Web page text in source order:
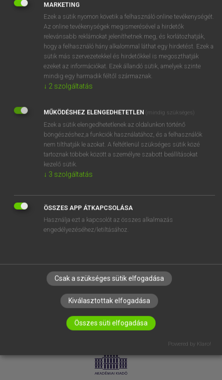
SZOTAR.NET APPLIKÁCIÓ
MICROSOFT OFFICE BŐVÍTMÉNY
BEÉPÜLŐ SZÓTÁRMODUL
ONLINE NYELVVIZSGA
EGYÉNI FELHASZNÁLÓKNAK
TANULÓKNAK
OKTATÁSI INTÉZMÉNYEKNEK
VÁLLALATI MEGOLDÁSOK
RÓLUNK
ELÉRHETŐSÉG
SÜTI BEÁLLÍTÁSOK
LICENCSZERZŐDÉS ADATVÉDELEM
MARKETING
Ezek a sütik nyomon követik a felhasználó online tevékenységét.
Az online tevékenységek megismerésével a hirdetők
relevánsabb reklámokat jeleníthetnek meg, és korlátozhatják,
hogy a felhasználó hány alkalommal láthat egy hirdetést. Ezek a
sütik más szervezetekkel és hirdetőkkel is megoszthatják
ezeket az információkat. Ezek állandó sütik, amelyek szinte
mindig egy harmadik féltől származnak.
↓ 2 szolgáltatás
MŰKÖDÉSHEZ ELENGEDHETETLEN (mindig szükséges)
Ezek a sütik elengedhetetlenek az oldalunkon történő
böngészéshez,a funkciók használatához, és a felhasználók
nem tilthatják le azokat. A feltétlenül szükséges sütik közé
tartoznak többek között a személyre szabott beállításokat
kezelő sütik.
↓ 3 szolgáltatás
ÖSSZES APP ÁTKAPCSOLÁSA
Használja ezt a kapcsolót az összes alkalmazás
engedélyezéséhez/letiltásához.
Csak a szükséges sütik elfogadása
Kiválasztottak elfogadása
Összes süti elfogadása
Powered by Klaro!